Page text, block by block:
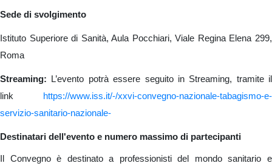
Sede di svolgimento
Istituto Superiore di Sanità, Aula Pocchiari, Viale Regina Elena 299,
Roma
Streaming: L’evento potrà essere seguito in Streaming, tramite il
link
https://www.iss.it/-/xxvi-convegno-nazionale-tabagismo-e-
servizio-sanitario-nazionale-
Destinatari dell'evento e numero massimo di partecipanti
Il Convegno è destinato a professionisti del mondo sanitario e